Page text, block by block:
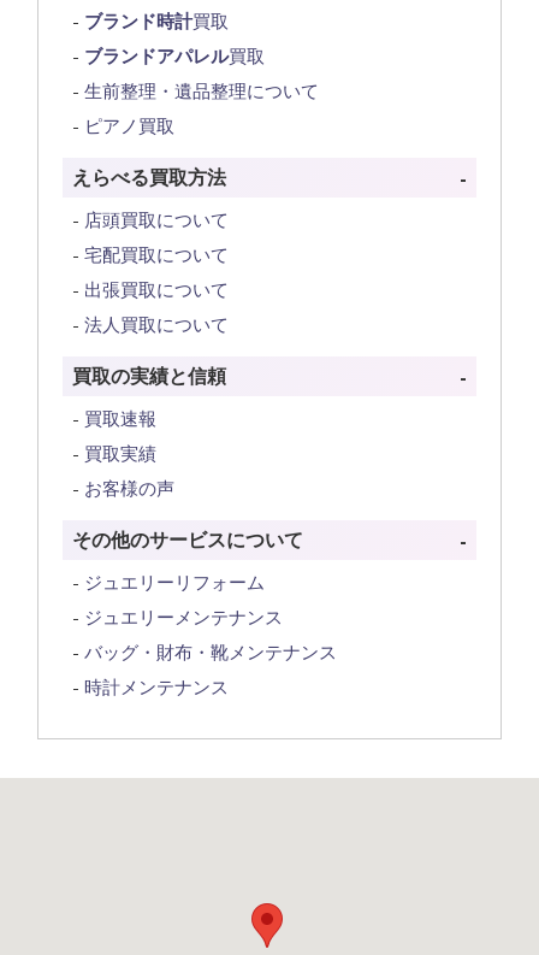
ブランド時計買取
ブランドアパレル買取
生前整理・遺品整理について
ピアノ買取
えらべる買取方法
店頭買取について
宅配買取について
出張買取について
法人買取について
買取の実績と信頼
買取速報
買取実績
お客様の声
その他のサービスについて
ジュエリーリフォーム
ジュエリーメンテナンス
バッグ・財布・靴メンテナンス
時計メンテナンス